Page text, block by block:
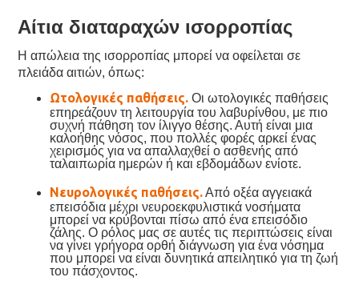
Αίτια διαταραχών ισορροπίας
Η απώλεια της ισορροπίας μπορεί να οφείλεται σε
πλειάδα αιτιών, όπως:
Ωτολογικές παθήσεις. Οι ωτολογικές παθήσεις
επηρεάζουν τη λειτουργία του λαβυρίνθου, με πιο
συχνή πάθηση τον ίλιγγο θέσης. Αυτή είναι μια
καλοήθης νόσος, που πολλές φορές αρκεί ένας
χειρισμός για να απαλλαχθεί ο ασθενής από
ταλαιπωρία ημερών ή και εβδομάδων ενίοτε.
Νευρολογικές παθήσεις.Από οξέα αγγειακά
επεισόδια μέχρι νευροεκφυλιστικά νοσήματα
μπορεί να κρύβονται πίσω από ένα επεισόδιο
ζάλης. Ο ρόλος μας σε αυτές τις περιπτώσεις είναι
να γίνει γρήγορα ορθή διάγνωση για ένα νόσημα
που μπορεί να είναι δυνητικά απειλητικό για τη ζωή
του πάσχοντος.